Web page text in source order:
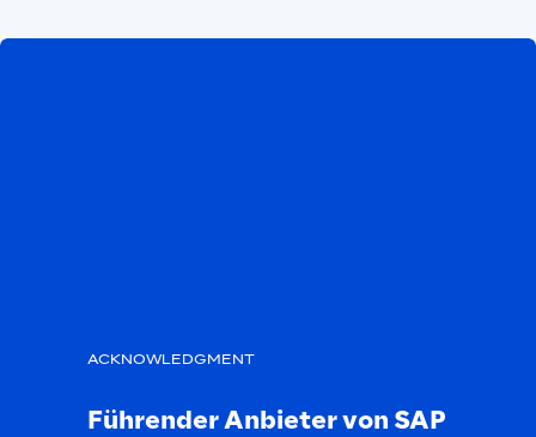
ACKNOWLEDGMENT
Führender Anbieter von SAP